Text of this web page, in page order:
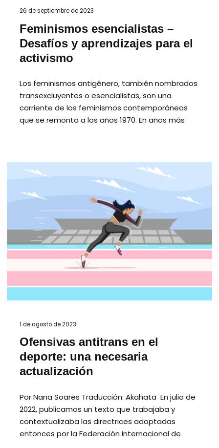
26 de septiembre de 2023
Feminismos esencialistas –
Desafíos y aprendizajes para el
activismo
Los feminismos antigénero, también nombrados
transexcluyentes o esencialistas, son una
corriente de los feminismos contemporáneos
que se remonta a los años 1970. En años más
1 de agosto de 2023
Ofensivas antitrans en el
deporte: una necesaria
actualización
Por Nana Soares Traducción: Akahata En julio de
2022, publicamos un texto que trabajaba y
contextualizaba las directrices adoptadas
entonces por la Federación Internacional de